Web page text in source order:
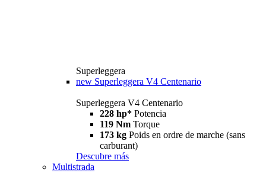
Superleggera
new Superleggera V4 Centenario
Superleggera V4 Centenario
228 hp* Potencia
119 Nm Torque
173 kg Poids en ordre de marche (sans
carburant)
Descubre más
Multistrada